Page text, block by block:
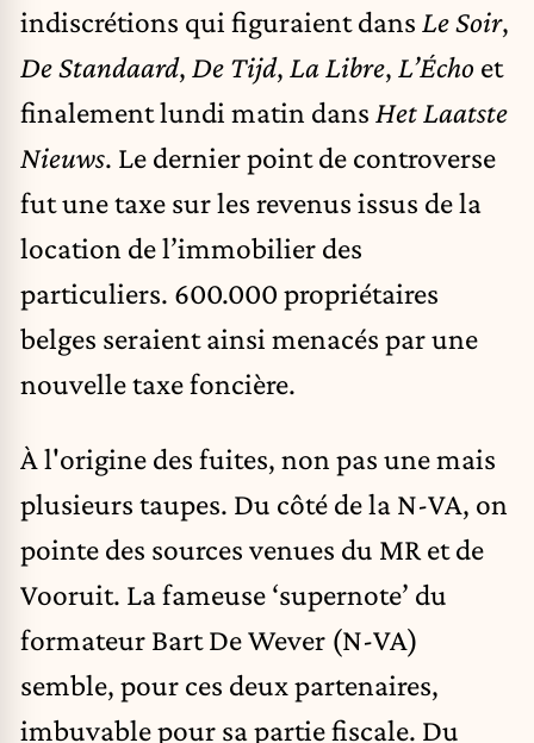
indiscrétions qui figuraient dans Le Soir,
De Standaard, De Tijd, La Libre, L’Écho et
finalement lundi matin dans Het Laatste
Nieuws. Le dernier point de controverse
fut une taxe sur les revenus issus de la
location de l’immobilier des
particuliers. 600.000 propriétaires
belges seraient ainsi menacés par une
nouvelle taxe foncière.
À l'origine des fuites, non pas une mais
plusieurs taupes. Du côté de la N-VA, on
pointe des sources venues du MR et de
Vooruit. La fameuse ‘supernote’ du
formateur Bart De Wever (N-VA)
semble, pour ces deux partenaires,
imbuvable pour sa partie fiscale. Du